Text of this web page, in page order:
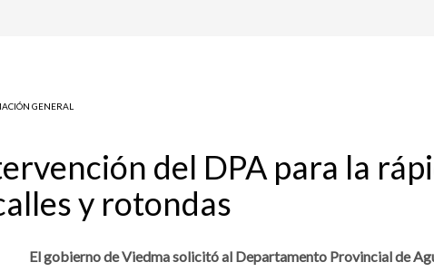
GENERAL
del DPA para la
y rotondas
El gobierno de Viedma solicitó al Departamento Provincial de